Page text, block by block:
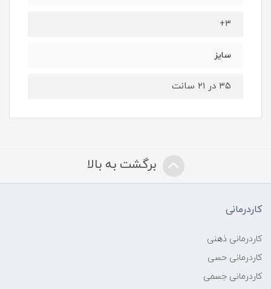
۳+
سایز
۳۵ در ۲۱ سانت
برگشت به بالا
کاردرمانی
کاردرمانی ذهنی
کاردرمانی حسی
کاردرمانی جسمی